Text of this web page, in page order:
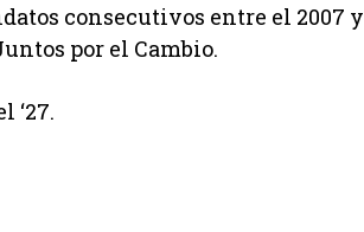
consecutivos entre el 2007 y
por el Cambio.
‘27.